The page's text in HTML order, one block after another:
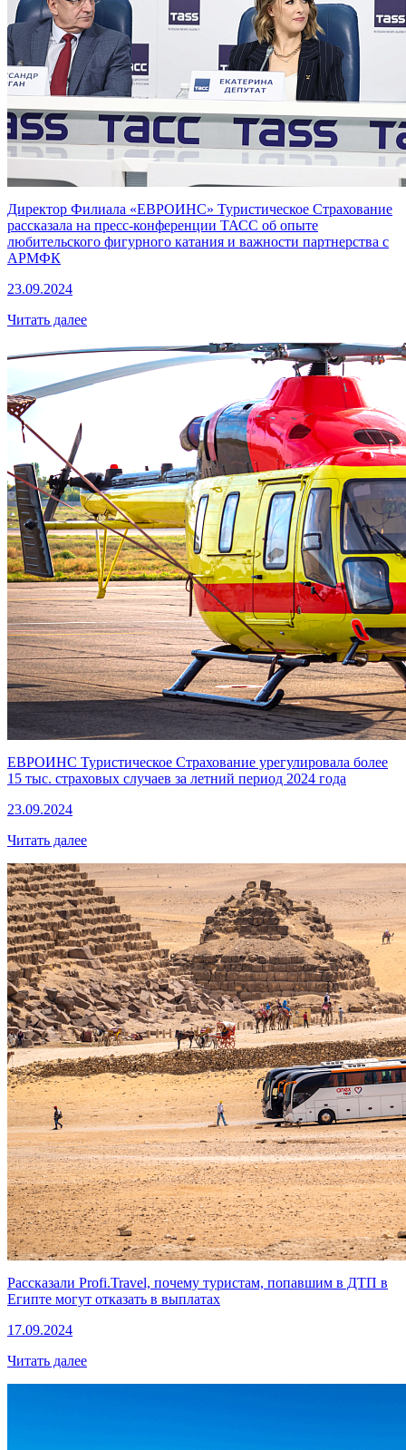
Директор Филиала «ЕВРОИНС» Туристическое Страхование
рассказала на пресс-конференции ТАСС об опыте
любительского фигурного катания и важности партнерства с
АРМФК
23.09.2024
Читать далее
ЕВРОИНС Туристическое Страхование урегулировала более
15 тыс. страховых случаев за летний период 2024 года
23.09.2024
Читать далее
Рассказали Profi.Travel, почему туристам, попавшим в ДТП в
Египте могут отказать в выплатах
17.09.2024
Читать далее